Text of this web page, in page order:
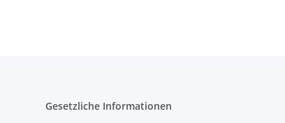
Gesetzliche Informationen